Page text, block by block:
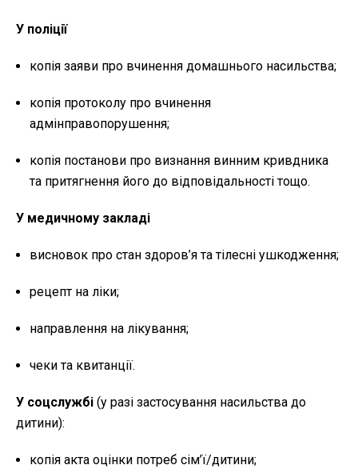
У поліції
копія заяви про вчинення домашнього насильства;
копія протоколу про вчинення
адмінправопорушення;
копія постанови про визнання винним кривдника
та притягнення його до відповідальності тощо.
У медичному закладі
висновок про стан здоров’я та тілесні ушкодження;
рецепт на ліки;
направлення на лікування;
чеки та квитанції.
У соцслужбі (у разі застосування насильства до
дитини):
копія акта оцінки потреб сім’ї/дитини;